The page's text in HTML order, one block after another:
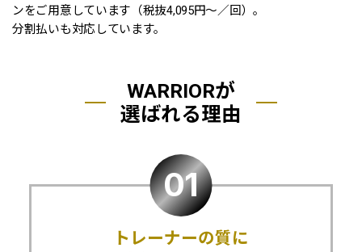
ンをご用意しています（税抜4,095円〜／回）。
分割払いも対応しています。
WARRIORが
選ばれる理由
トレーナーの質に